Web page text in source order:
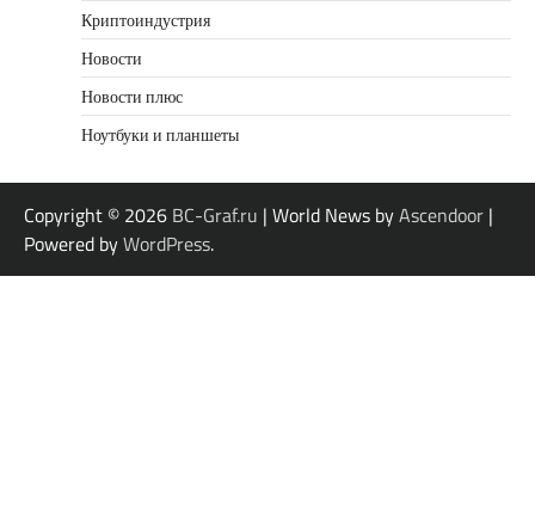
Криптоиндустрия
Новости
Новости плюс
Ноутбуки и планшеты
Copyright © 2026 BC-Graf.ru | World News byAscendoor |
Powered byWordPress.